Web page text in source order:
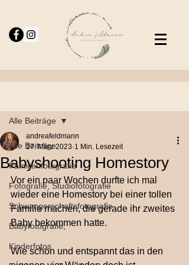
Alle Beiträge
Familienfotografie
Fotografie, Studiofotografie
Schwangerschaftsfotografie
Babyfotografie,
Kinderfotos
Alle Beiträge
Babyshooting Homestory
andreafeldmann
27. März 2023 1 Min. Lesezeit
Vor ein paar Wochen durfte ich mal
wieder eine Homestory bei einer tollen
Familie machen, die gerade ihr zweites
Baby bekommen hatte.
Wie schön und entspannt das in den